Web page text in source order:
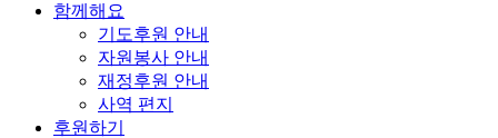
함께해요
기도후원 안내
자원봉사 안내
재정후원 안내
사역 편지
후원하기